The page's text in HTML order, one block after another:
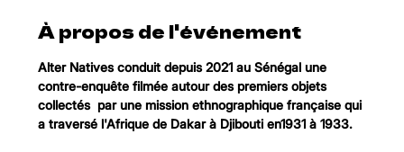
À propos de l'événement
Alter Natives conduit depuis 2021 au Sénégal une
contre-enquête filmée autour des premiers objets
collectés  par une mission ethnographique française qui
a traversé l'Afrique de Dakar à Djibouti en1931 à 1933.